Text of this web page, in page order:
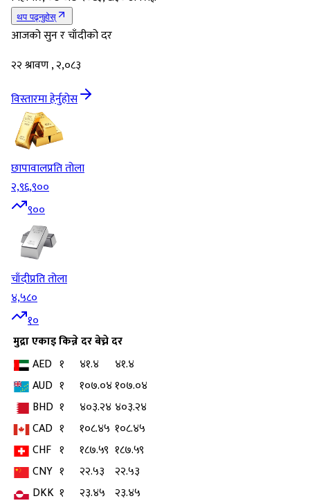
थप पढ्नुहोस्
आजको सुन र चाँदीको दर
२२ श्रावण , २,०८३
विस्तारमा हेर्नुहोस
छापावालप्रति तोला
२,९६,९००
९००
चाँदीप्रति तोला
४,५८०
१०
मुद्राएकाइकिन्ने दरबेच्ने दर
AED १ ४१.४
४१.४
AUD १ १०७.०४१०७.०४
BHD १ ४०३.२४ ४०३.२४
CAD १ १०८.४५ १०८.४५
CHF १ १८७.५९ १८७.५९
CNY १ २२.५३
२२.५३
DKK १ २३.४५ २३.४५